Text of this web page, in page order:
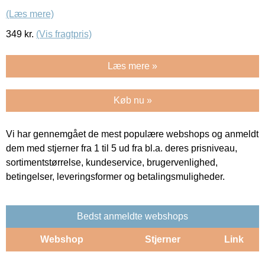
(Læs mere)
349 kr. (Vis fragtpris)
Læs mere »
Køb nu »
Vi har gennemgået de mest populære webshops og anmeldt
dem med stjerner fra 1 til 5 ud fra bl.a. deres prisniveau,
sortimentstørrelse, kundeservice, brugervenlighed,
betingelser, leveringsformer og betalingsmuligheder.
Bedst anmeldte webshops
Webshop Stjerner Link